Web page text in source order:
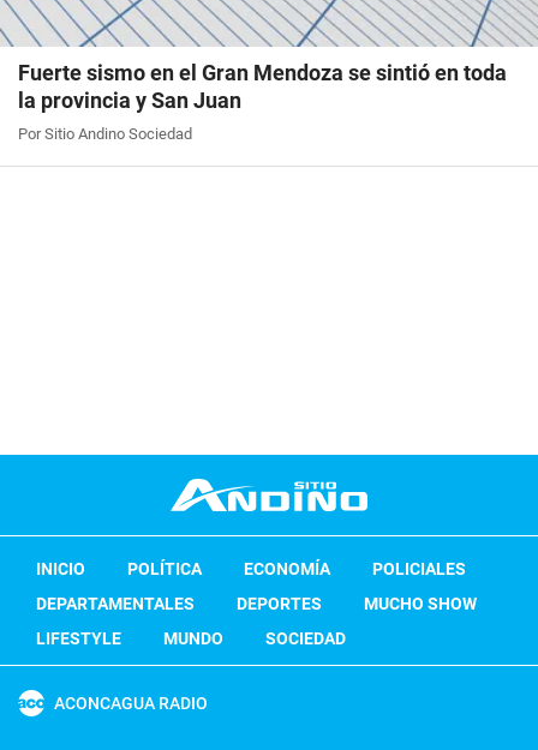
Fuerte sismo en el Gran Mendoza se sintió en toda
la provincia y San Juan
Por Sitio Andino Sociedad
INICIO POLÍTICA ECONOMÍA
POLICIALES
DEPARTAMENTALES
DEPORTES
MUCHO SHOW
LIFESTYLE
MUNDO SOCIEDAD
ACONCAGUA RADIO